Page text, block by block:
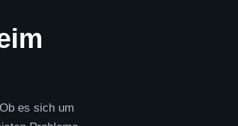
es sich um